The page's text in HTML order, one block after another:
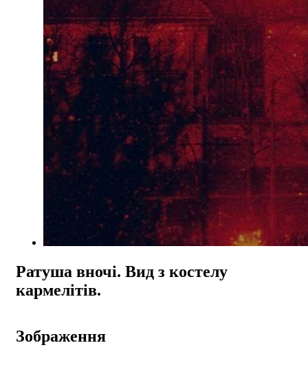
Ратуша вночі. Вид з костелу
кармелітів.
Зображення